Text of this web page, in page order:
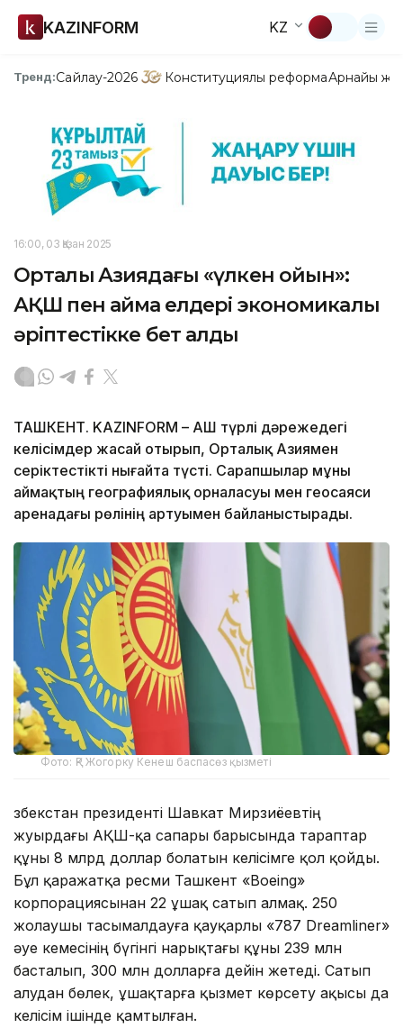
KAZINFORM KZ
Тренд:Сайлау-2026 Конституциялық реформаАрнайы
16:00, 03 Қазан 2025
Орталық Азиядағы «үлкен ойын»:
АҚШ пен аймақ елдері экономикалық
әріптестікке бет алды
ТАШКЕНТ. KAZINFORM – АҚШ түрлі дәрежедегі
келісімдер жасай отырып, Орталық Азиямен
серіктестікті нығайта түсті. Сарапшылар мұны
аймақтың географиялық орналасуы мен геосаяси
аренадағы рөлінің артуымен байланыстырады.
Фото: ҚР Жогорку Кенеш баспасөз қызметі
Өзбекстан президенті Шавкат Мирзиёевтің
жуырдағы АҚШ-қа сапары барысында тараптар
құны 8 млрд доллар болатын келісімге қол қойды.
Бұл қаражатқа ресми Ташкент «Boeing»
корпорациясынан 22 ұшақ сатып алмақ. 250
жолаушы тасымалдауға қауқарлы «787 Dreamliner»
әуе кемесінің бүгінгі нарықтағы құны 239 млн
басталып, 300 млн долларға дейін жетеді. Сатып
алудан бөлек, ұшақтарға қызмет көрсету ақысы да
келісім ішінде қамтылған.